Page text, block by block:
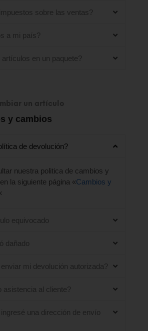
sobre las ventas?
a mi país?
en un paquete?
y cambios
de devolución?
nuestra politica de cambios y
la siguiente página «Cambios y
equivocado
dañado
mi devolución autorizada?
asistencia al cliente?
una dirección de envío